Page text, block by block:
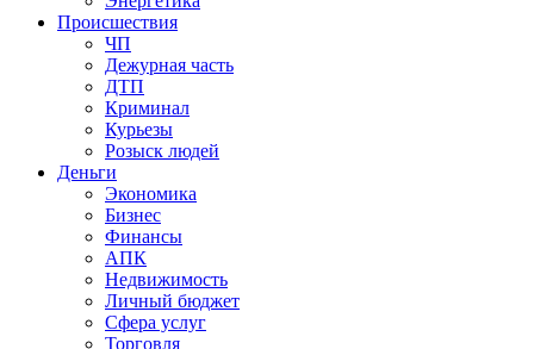
Происшествия
ЧП
Дежурная часть
ДТП
Криминал
Курьезы
Розыск людей
Деньги
Экономика
Бизнес
Финансы
АПК
Недвижимость
Личный бюджет
Сфера услуг
Торговля